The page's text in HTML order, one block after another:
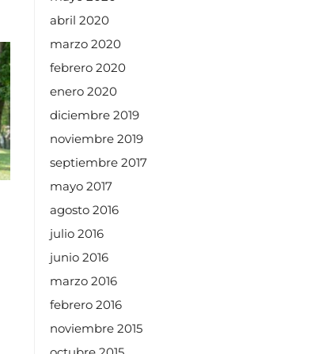
abril 2020
marzo 2020
febrero 2020
enero 2020
diciembre 2019
noviembre 2019
septiembre 2017
mayo 2017
agosto 2016
julio 2016
junio 2016
marzo 2016
febrero 2016
noviembre 2015